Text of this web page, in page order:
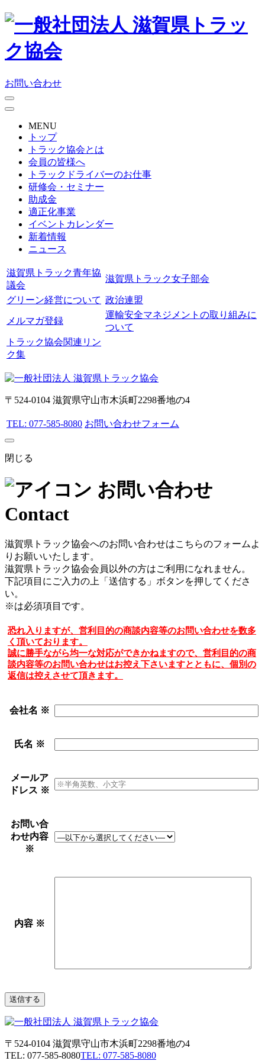
お問い合わせ
MENU
トップ
トラック協会とは
会員の皆様へ
トラックドライバーのお仕事
研修会・セミナー
助成金
適正化事業
イベントカレンダー
新着情報
ニュース
滋賀県トラック青年協
議会
滋賀県トラック女子部会
グリーン経営について 政治連盟
メルマガ登録
運輸安全マネジメントの取り組みに
ついて
トラック協会関連リン
ク集
〒524-0104 滋賀県守山市木浜町2298番地の4
TEL: 077-585-8080 お問い合わせフォーム
閉じる
お問い合わせ
Contact
滋賀県トラック協会へのお問い合わせはこちらのフォームよ
りお願いいたします。
滋賀県トラック協会会員以外の方はご利用になれません。
下記項目にご入力の上「送信する」ボタンを押してくださ
い。
※は必須項目です。
恐れ入りますが、営利目的の商談内容等のお問い合わせを数多
く頂いております。
誠に勝手ながら均一な対応ができかねますので、営利目的の商
談内容等のお問い合わせはお控え下さいますとともに、個別の
返信は控えさせて頂きます。
会社名 ※
氏名 ※
メールア
ドレス ※
お問い合
わせ内容
※
内容 ※
〒524-0104 滋賀県守山市木浜町2298番地の4
TEL: 077-585-8080TEL: 077-585-8080